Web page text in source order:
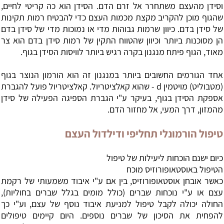
וסידן מהעצם משתחרר אל זרם הדם. הסידן הוא כה קריטי לחיים,
שהגוף מוכן להקריב מקצת מכמות העצם כדי להבטיח רמות תקינות
של סידן בדם. כיוון שרמות גבוהות מדי או נמוכות מדי של סידן בדם
הן מסוכנות ביותר וכיוון שהטווח התקין של רמות סידן בדם הוא צר
מאוד, הגוף פיתח מנגנון בקרה רגיש ביותר לוויסות הסידן בגוף.
אחד הגורמים החשובים ביותר במנגנון זה הוא הורמון הנוצר בגוף
(מטבוליט) מויטמין d - שהוא קאלציטריול. קאלציטריול פועל להגברת
אספקת הסידן בגוף, בעיקר ע"י הגברת הספיגה הפעילה של סידן
מהמזון, דרך המעי, אל מחזור הדם.
טיפול הורמונלי תחליפי ודילדול העצם
כיום ישנם הוכחות ליעילות של טיפול
הטיפול באוסטאופורוזיס מוכח
כאשר אובחן אוסטאופורוזיס, בין אם ע"י איבוד משמעותי של רקמת
עצם או ע"י נוכחות שברים (כולל מומים בגלל שברים בחוליות),
החולה יכולה לקבל טיפול למניעת איבוד נוסף של עצם, וע"י כך
להפחית את הסיכון של שברים נוספים. היום קיימים טיפולים